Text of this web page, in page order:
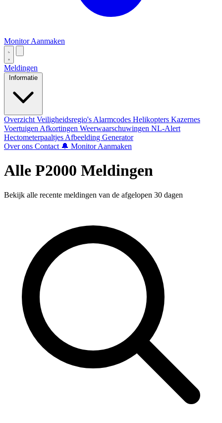
Monitor Aanmaken
Meldingen
Informatie
Overzicht Veiligheidsregio's Alarmcodes Helikopters Kazernes
Voertuigen Afkortingen Weerwaarschuwingen NL-Alert
Hectometerpaaltjes Afbeelding Generator
Over ons Contact 🔔 Monitor Aanmaken
Alle P2000 Meldingen
Bekijk alle recente meldingen van de afgelopen 30 dagen